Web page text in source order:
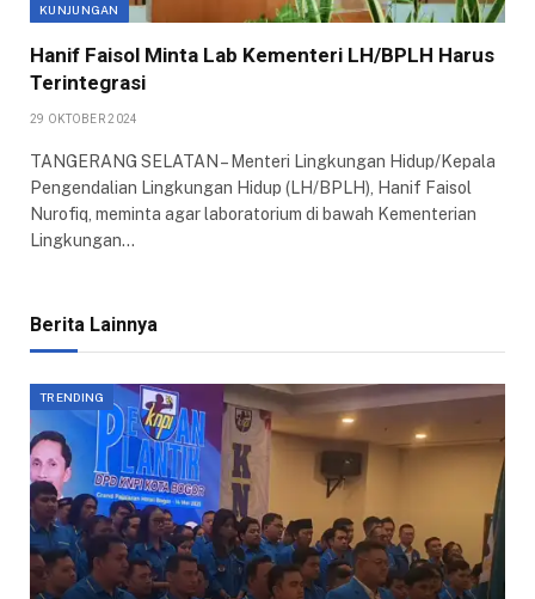
KUNJUNGAN
Hanif Faisol Minta Lab Kementeri LH/BPLH Harus
Terintegrasi
29 OKTOBER 2024
TANGERANG SELATAN – Menteri Lingkungan Hidup/Kepala
Pengendalian Lingkungan Hidup (LH/BPLH), Hanif Faisol
Nurofiq, meminta agar laboratorium di bawah Kementerian
Lingkungan…
Berita Lainnya
TRENDING